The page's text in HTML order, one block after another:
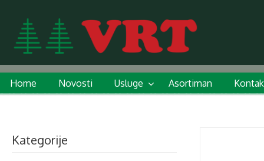
Home Novosti Usluge Asortiman
Kategorije